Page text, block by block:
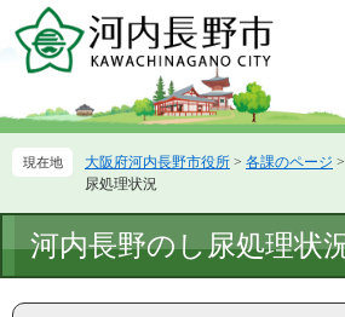
ー
先
ニ
を
て
大阪府河内長野市役所 > 各課のページ >
尿処理状況
文
河内長野のし尿処理状